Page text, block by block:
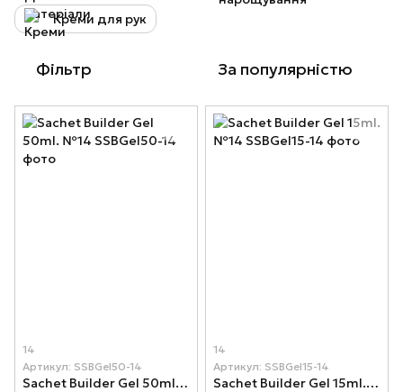
Креми для рук
Фільтр За популярністю
14
Артикул: SSBGel50-14
Sachet Builder Gel 50ml. №14
14
Артикул: SSBGel15-14
Sachet Builder Gel 15ml. №14